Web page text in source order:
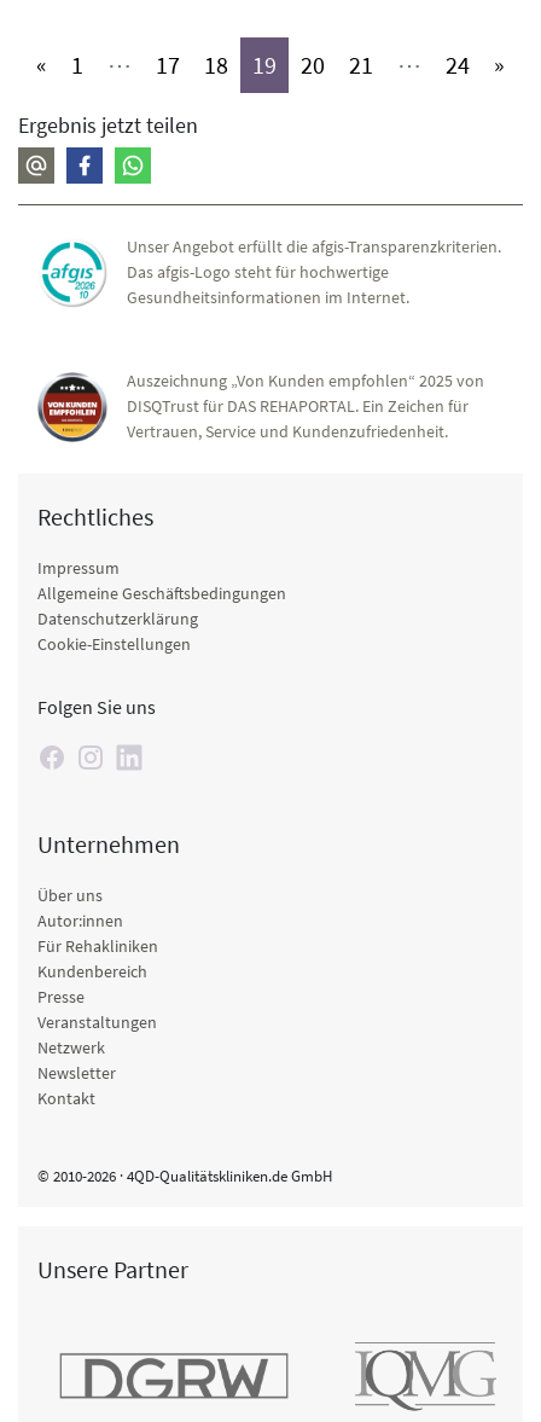
« 1 (aktiv)
⋯ 17(aktiv)
18 (aktiv)
19 (aktiv)
20 (aktiv)
21 (aktiv)
⋯ 24(aktiv)
»
Ergebnis jetzt teilen
Unser Angebot erfüllt die afgis-Transparenzkriterien.
Das afgis-Logo steht für hochwertige
Gesundheitsinformationen im Internet.
Auszeichnung „Von Kunden empfohlen“ 2025 von
DISQTrust für DAS REHAPORTAL. Ein Zeichen für
Vertrauen, Service und Kundenzufriedenheit.
Rechtliches
Impressum
Allgemeine Geschäftsbedingungen
Datenschutzerklärung
Cookie-Einstellungen
Folgen Sie uns
Unternehmen
Über uns
Autor:innen
Für Rehakliniken
Kundenbereich
Presse
Veranstaltungen
Netzwerk
Newsletter
Kontakt
© 2010-2026 · 4QD-Qualitätskliniken.de GmbH
Unsere Partner